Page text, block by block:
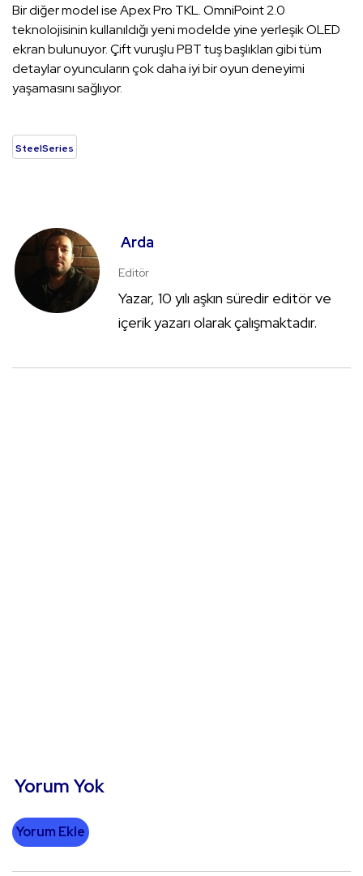
Bir diğer model ise Apex Pro TKL. OmniPoint 2.0
teknolojisinin kullanıldığı yeni modelde yine yerleşik OLED
ekran bulunuyor. Çift vuruşlu PBT tuş başlıkları gibi tüm
detaylar oyuncuların çok daha iyi bir oyun deneyimi
yaşamasını sağlıyor.
SteelSeries
Arda
Editör
Yazar, 10 yılı aşkın süredir editör ve
içerik yazarı olarak çalışmaktadır.
Yorum Yok
Yorum Ekle